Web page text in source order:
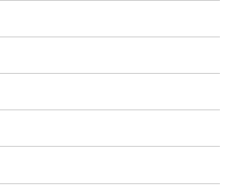
くないですが、単体攻撃でプラス値
産速度なども加味するとカメラマ
いところです。
もありますが、あくまでイベント
は割り切ったほうがいいでしょ
相手には攻撃に耐えながら懐に入